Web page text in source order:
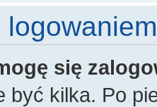
się
być kilka. Po